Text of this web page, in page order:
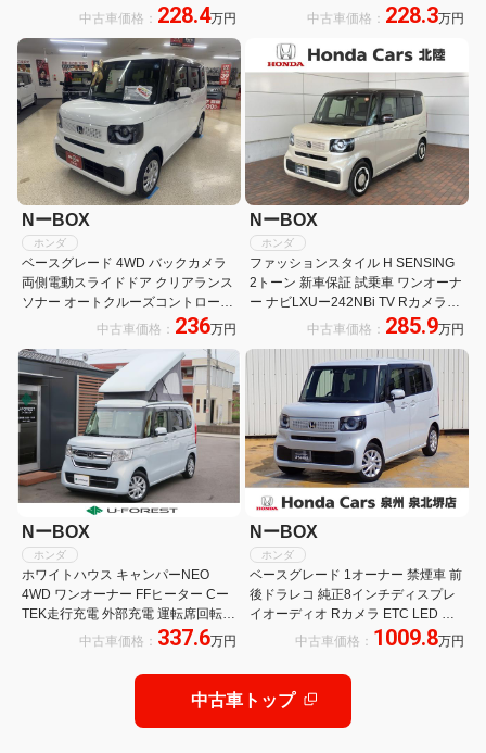
ホイル バックモニター パールホワイ
ト 届出済み未使用車 ホンダセンシン
中古車価格： 228.4万円
ビューカメラ HondaSENSING パー
キングセンサー シートヒーター Wパ
ワスラ
中古車価格： 228.3万円
NーBOX
ホンダ
ベースグレード 4WD バックカメラ
両側電動スライドドア クリアランス
ソナー オートクルーズコントロール
レーンアシスト 衝突被害軽減システ
スマートキー アイドリングストップ
中古車価格： 236万円
NーBOX
ホンダ
ファッションスタイル H SENSING
2トーン 新車保証 試乗車 ワンオーナ
ー ナビLXUー242NBi TV Rカメラ
CD録音 BTオーディオ DVD ドラレ
中古車価格： 285.9万円
NーBOX
ホンダ
ホワイトハウス キャンパーNEO
4WD ワンオーナー FFヒーター Cー
TEK走行充電 外部充電 運転席回転シ
ート ナビ切替スイッチ ボルトメータ
ー 外部コンセント ポップUPルーフ
中古車価格： 337.6万円
NーBOX
ホンダ
ベースグレード 1オーナー 禁煙車 前
後ドラレコ 純正8インチディスプレ
イオーディオ Rカメラ ETC LED ア
ップルカープレイ サイドサンシェー
ド Bluetooth アームレスト 片側パワ
ースライドドア
中古車価格： 1009.8万円
中古車トップ